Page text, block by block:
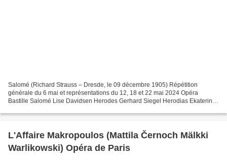
Salomé (Richard Strauss – Dresde, le 09 décembre 1905) Répétition
générale du 6 mai et représentations du 12, 18 et 22 mai 2024 Opéra
Bastille Salomé Lise Davidsen Herodes Gerhard Siegel Herodias Ekaterina
L'Affaire Makropoulos (Mattila Černoch Mälkki
Warlikowski) Opéra de Paris